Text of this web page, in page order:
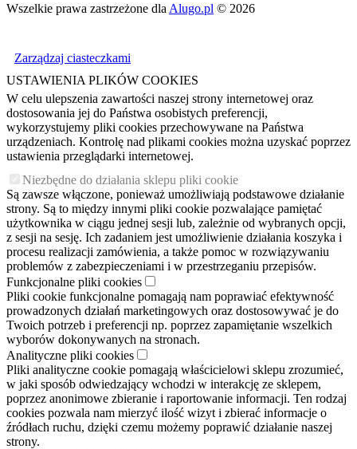
Wszelkie prawa zastrzeżone dla Alugo.pl © 2026
Zarządzaj ciasteczkami
USTAWIENIA PLIKÓW COOKIES
W celu ulepszenia zawartości naszej strony internetowej oraz
dostosowania jej do Państwa osobistych preferencji,
wykorzystujemy pliki cookies przechowywane na Państwa
urządzeniach. Kontrolę nad plikami cookies można uzyskać poprzez
ustawienia przeglądarki internetowej.
Niezbędne do działania sklepu pliki cookie
Są zawsze włączone, ponieważ umożliwiają podstawowe działanie
strony. Są to między innymi pliki cookie pozwalające pamiętać
użytkownika w ciągu jednej sesji lub, zależnie od wybranych opcji,
z sesji na sesję. Ich zadaniem jest umożliwienie działania koszyka i
procesu realizacji zamówienia, a także pomoc w rozwiązywaniu
problemów z zabezpieczeniami i w przestrzeganiu przepisów.
Funkcjonalne pliki cookies
Pliki cookie funkcjonalne pomagają nam poprawiać efektywność
prowadzonych działań marketingowych oraz dostosowywać je do
Twoich potrzeb i preferencji np. poprzez zapamiętanie wszelkich
wyborów dokonywanych na stronach.
Analityczne pliki cookies
Pliki analityczne cookie pomagają właścicielowi sklepu zrozumieć,
w jaki sposób odwiedzający wchodzi w interakcję ze sklepem,
poprzez anonimowe zbieranie i raportowanie informacji. Ten rodzaj
cookies pozwala nam mierzyć ilość wizyt i zbierać informacje o
źródłach ruchu, dzięki czemu możemy poprawić działanie naszej
strony.